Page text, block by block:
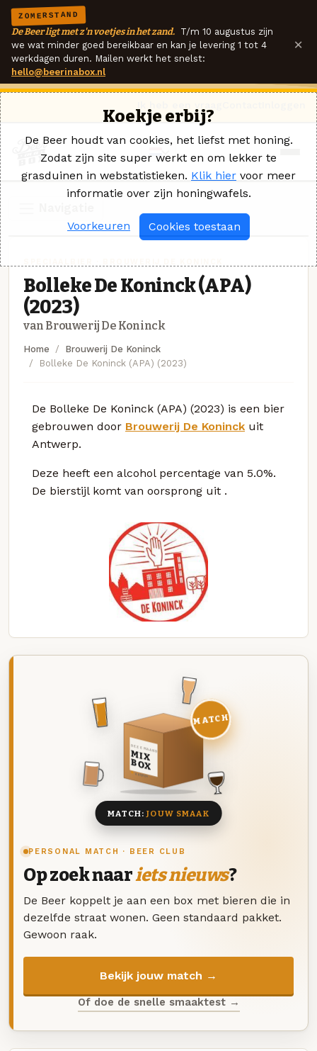
ZOMERSTAND
De Beer ligt met z'n voetjes in het zand. T/m 10 augustus zijn
we wat minder goed bereikbaar en kan je levering 1 tot 4
werkdagen duren. Mailen werkt het snelst:
hello@beerinabox.nl
×
Bolleke De Koninck (APA)
(2023)
van Brouwerij De Koninck
Home
Brouwerij De Koninck
Bolleke De Koninck (APA) (2023)
De Bolleke De Koninck (APA) (2023) is een bier
gebrouwen door Brouwerij De Koninck uit
Antwerp.
Deze heeft een alcohol percentage van 5.0%.
De bierstijl komt van oorsprong uit .
PERSONAL MATCH · BEER CLUB
Op zoek naariets nieuws?
De Beer koppelt je aan een box met bieren die in
dezelfde straat wonen. Geen standaard pakket.
Gewoon raak.
Bekijk jouw match →
Of doe de snelle smaaktest →
DEZE MAAND
MIX
BOX
8 BIEREN
MATCH
MATCH:JOUW SMAAK
Koekje erbij?
De Beer houdt van cookies, het liefst met honing.
Zodat zijn site super werkt en om lekker te
grasduinen in webstatistieken. Klik hier voor meer
informatie over zijn honingwafels.
Voorkeuren Cookies toestaan